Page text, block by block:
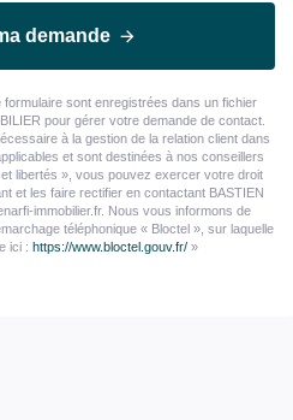
demande
sont enregistrées dans un fichier
pour gérer votre demande de contact.
à la gestion de la relation client dans
et sont destinées à nos conseillers
libertés », vous pouvez exercer votre droit
et les faire rectifier en contactant BASTIEN
immobilier.fr. Nous vous informons de
téléphonique « Bloctel », sur laquelle
ici : https://www.bloctel.gouv.fr/»